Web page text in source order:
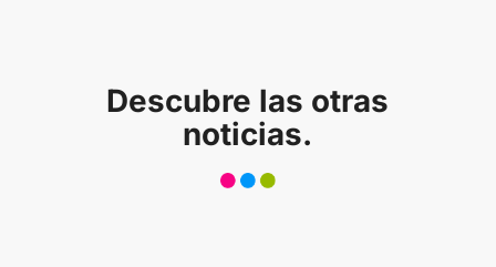
Other
Descubre las otras
noticias.